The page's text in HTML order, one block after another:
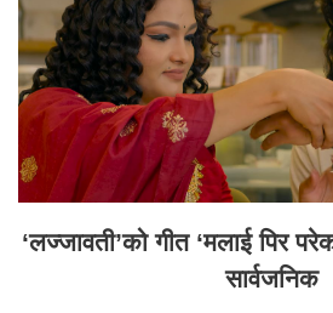
‘लज्जावती’को गीत ‘मलाई पिर
सार्वजनिक